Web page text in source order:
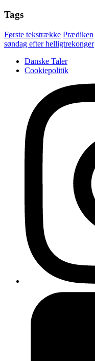
Tags
Første tekstrække Prædiken
søndag efter helligtrekonger
Danske Taler
Cookiepolitik